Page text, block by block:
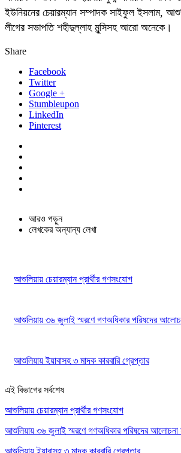
ইউনিয়নের চেয়ারম্যান সম্পাদক সাইফুল ইসলাম,
লীগের সভাপতি শহীদুল্লাহ মুন্সিসহ আরো অনেকে।
Share
Facebook
Twitter
Google +
Stumbleupon
LinkedIn
Pinterest
আরও পড়ুন
লেখকের অন্যান্য লেখা
আশুলিয়ায় চেয়ারম্যান প্রার্থীর গণসংযোগ
আশুলিয়ায় ৩৬ জুলাই স্মরণে গণঅধিকার পরিষদের
আশুলিয়ায় ইয়াবাসহ ৩ মাদক কারবারি গ্রেপ্তার
এই বিভাগের সর্বশেষ
আশুলিয়ায় চেয়ারম্যান প্রার্থীর গণসংযোগ
আশুলিয়ায় ৩৬ জুলাই স্মরণে গণঅধিকার পরিষদের আলোচনা
আশুলিয়ায় ইয়াবাসহ ৩ মাদক কারবারি গ্রেপ্তার